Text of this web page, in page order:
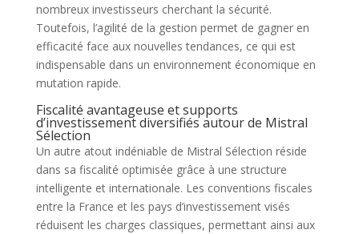
nombreux investisseurs cherchant la sécurité.
Toutefois, l’agilité de la gestion permet de gagner en
efficacité face aux nouvelles tendances, ce qui est
indispensable dans un environnement économique en
mutation rapide.
Fiscalité avantageuse et supports
d’investissement diversifiés autour de Mistral
Sélection
Un autre atout indéniable de Mistral Sélection réside
dans sa fiscalité optimisée grâce à une structure
intelligente et internationale. Les conventions fiscales
entre la France et les pays d’investissement visés
réduisent les charges classiques, permettant ainsi aux